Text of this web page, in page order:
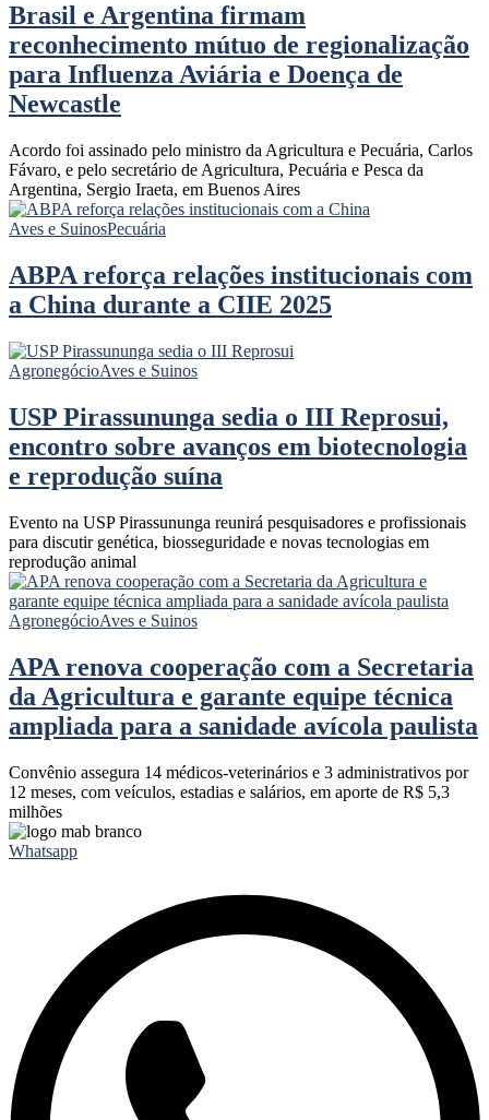
Brasil e Argentina firmam
reconhecimento mútuo de regionalização
para Influenza Aviária e Doença de
Newcastle
Acordo foi assinado pelo ministro da Agricultura e Pecuária, Carlos
Fávaro, e pelo secretário de Agricultura, Pecuária e Pesca da
Argentina, Sergio Iraeta, em Buenos Aires
Aves e SuinosPecuária
ABPA reforça relações institucionais com
a China durante a CIIE 2025
AgronegócioAves e Suinos
USP Pirassununga sedia o III Reprosui,
encontro sobre avanços em biotecnologia
e reprodução suína
Evento na USP Pirassununga reunirá pesquisadores e profissionais
para discutir genética, biosseguridade e novas tecnologias em
reprodução animal
AgronegócioAves e Suinos
APA renova cooperação com a Secretaria
da Agricultura e garante equipe técnica
ampliada para a sanidade avícola paulista
Convênio assegura 14 médicos-veterinários e 3 administrativos por
12 meses, com veículos, estadias e salários, em aporte de R$ 5,3
milhões
Whatsapp